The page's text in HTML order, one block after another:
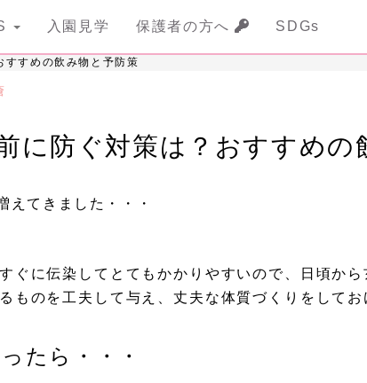
入園見学 保護者の方へ SDGs
すすめの飲み物と予防策
に防ぐ対策は？おすすめの
えてきました・・・
ぐに伝染してとてもかかりやすいので、日頃か
ものを工夫して与え、丈夫な体質づくりをして
たら・・・